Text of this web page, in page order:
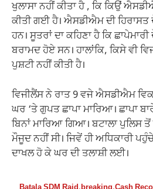
ਖੁਲਾਸਾ ਨਹੀਂ ਕੀਤਾ ਹੈ , ਕਿ ਕਿਉਂ
ਕੀਤੀ ਗਈ ਹੈ। ਐਸਡੀਐਮ ਦੀ ਹਿਰਾਸਤ
ਹਨ। ਸੂਤਰਾਂ ਦਾ ਕਹਿਣਾ ਹੈ ਕਿ
ਬਰਾਮਦ ਹੋਏ ਸਨ। ਹਾਲਾਂਕਿ, ਕਿਸੇ ਵੀ
ਪੁਸ਼ਟੀ ਨਹੀਂ ਕੀਤੀ ਹੈ।
ਵਿਜੀਲੈਂਸ ਨੇ ਰਾਤ 9 ਵਜੇ ਐਸਡੀਐਮ
ਘਰ ‘ਤੇ ਗੁਪਤ ਛਾਪਾ ਮਾਰਿਆ। ਛਾਪਾ
ਬਿਨਾਂ ਮਾਰਿਆ ਗਿਆ। ਬਟਾਲਾ ਪੁਲਿਸ
ਮੌਜੂਦ ਨਹੀਂ ਸੀ। ਜਿਵੇਂ ਹੀ ਅਧਿਕਾਰੀ
ਦਾਖਲ ਹੋ ਕੇ ਘਰ ਦੀ ਤਲਾਸ਼ੀ ਲਈ।